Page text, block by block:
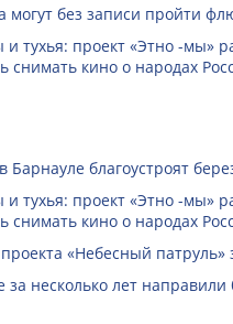
могут без записи пройти
тухья: проект «Этно -мы»
снимать кино о народах
Барнауле благоустроят
тухья: проект «Этно -мы»
снимать кино о народах
«Небесный
за несколько лет